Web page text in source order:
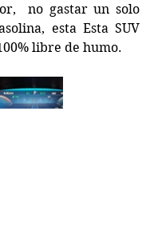
no gastar un solo
esta Esta SUV
libre de humo.